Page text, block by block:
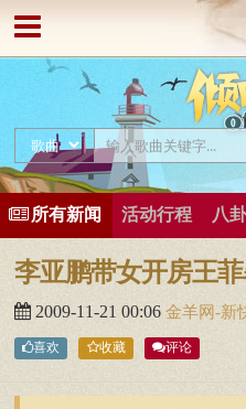
所有新闻 活动行程 八卦
李亚鹏带女开房王
2009-11-21 00:06 金羊网-新
喜欢 收藏 评论